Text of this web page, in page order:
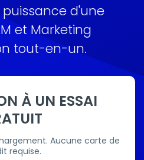
d'une
et Marketing
tout-en-un.
À UN ESSAI
Aucune carte de
requise.